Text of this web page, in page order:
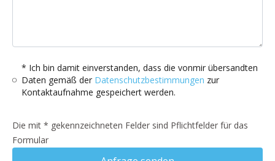
* Ich bin damit einverstanden, dass die vonmir übersandten
Daten gemäß der Datenschutzbestimmungen zur
Kontaktaufnahme gespeichert werden.
Die mit * gekennzeichneten Felder sind Pflichtfelder für das
Formular